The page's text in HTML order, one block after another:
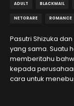
ADULT BLACKMAIL
NETORARE ROMANCE
Pasutri Shizuka
yang sama. Suatu
memberitahu
kepada
cara untuk